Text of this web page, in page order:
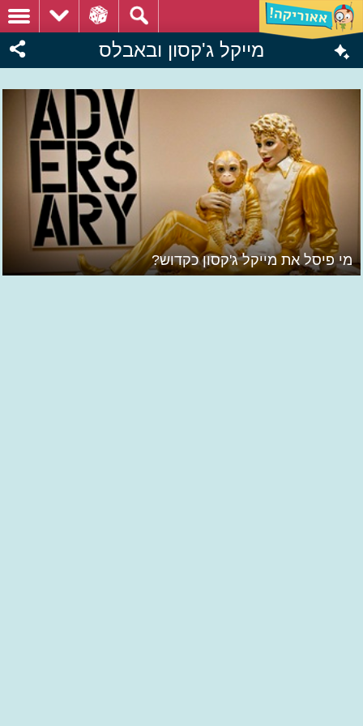
מייקל ג'קסון ובאבלס
מי פיסל את מייקל ג'קסון כקדוש?